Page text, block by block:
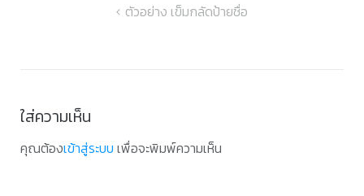
ตัวอย่าง เข็มกลัดป้ายชื่อ
ใส่ความเห็น
คุณต้องเข้าสู่ระบบ เพื่อจะพิมพ์ความเห็น